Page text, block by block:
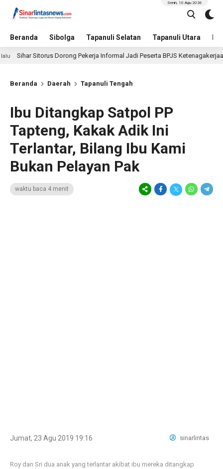
Beranda Sibolga Tapanuli Selatan Tapanuli Utara
Senin, 10 Agu 2026
Sitorus Dorong Pekerja Informal Jadi Peserta BPJS Ketenagakerjaan,
Beranda Daerah Tapanuli Tengah
Ibu Ditangkap Satpol PP
Tapteng, Kakak Adik Ini
Terlantar, Bilang Ibu Kami
Bukan Pelayan Pak
waktu baca 4 menit
Jumat, 23 Agu 2019 19:16 sinarlintas
Roy dan Sri dua anak yang terlantar akibat ibu mereka ditangkap